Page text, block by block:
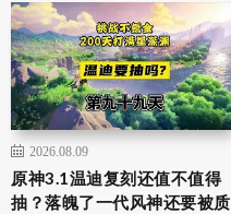
2026.08.09
原神3.1温迪复刻还值不值得
抽？落魄了一代风神还要被质